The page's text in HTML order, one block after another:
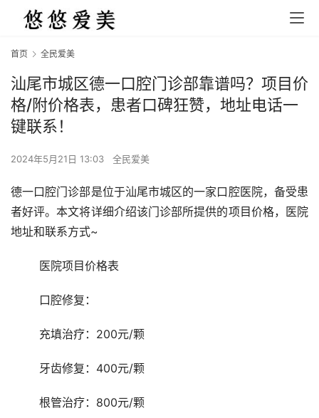
首页 全民爱美
汕尾市城区德一口腔门诊部靠谱吗？项目价
格/附价格表，患者口碑狂赞，地址电话一
键联系！
2024年5月21日 13:03 全民爱美
德一口腔门诊部是位于汕尾市城区的一家口腔医院，备受患
者好评。本文将详细介绍该门诊部所提供的项目价格，医院
地址和联系方式~
	医院项目价格表
	口腔修复：
	充填治疗：200元/颗
	牙齿修复：400元/颗
	根管治疗：800元/颗